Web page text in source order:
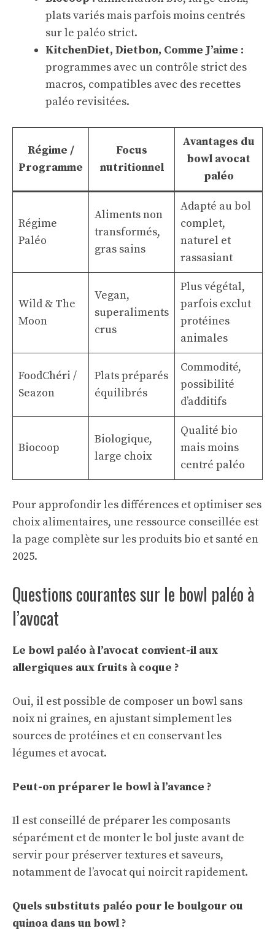
plats variés mais parfois moins centrés
sur le paléo strict.
KitchenDiet, Dietbon, Comme J’aime :
programmes avec un contrôle strict des
macros, compatibles avec des recettes
paléo revisitées.
Régime /
Programme
Focus
nutritionnel
Avantages du
bowl avocat
paléo
Régime
Paléo
Aliments non
transformés,
gras sains
Adapté au bol
complet,
naturel et
rassasiant
Wild & The
Moon
Vegan,
superaliments
crus
Plus végétal,
parfois exclut
protéines
animales
FoodChéri /
Seazon
Plats préparés
équilibrés
Commodité,
possibilité
d’additifs
Biocoop
Biologique,
large choix
Qualité bio
mais moins
centré paléo
Pour approfondir les différences et optimiser ses
choix alimentaires, une ressource conseillée est
la page complète sur lesproduits bio et santé en
2025.
Questions courantes sur le bowl paléo à
l’avocat
Le bowl paléo à l’avocat convient-il aux
allergiques aux fruits à coque ?
Oui, il est possible de composer un bowl sans
noix ni graines, en ajustant simplement les
sources de protéines et en conservant les
légumes et avocat.
Peut-on préparer le bowl à l’avance ?
Il est conseillé de préparer les composants
séparément et de monter le bol juste avant de
servir pour préserver textures et saveurs,
notamment de l’avocat qui noircit rapidement.
Quels substituts paléo pour le boulgour ou
quinoa dans un bowl ?